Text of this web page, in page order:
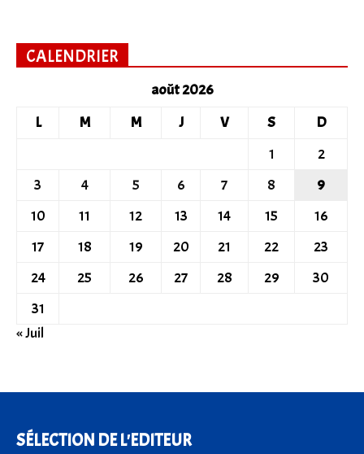
CALENDRIER
août 2026
L
M M J V S
D
1
2
3
4 5 6 7 8
9
10
11 12 13 14 15
16
17
18 19 20 21 22
23
24
25 26 27 28 29
30
31
« Juil
SÉLECTION DE L'EDITEUR